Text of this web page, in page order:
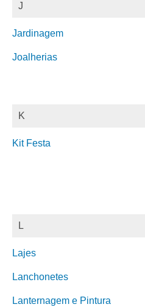
J
Jardinagem
Joalherias
K
Kit Festa
L
Lajes
Lanchonetes
Lanternagem e Pintura